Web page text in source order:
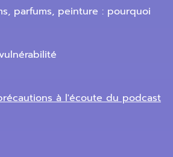
parfums, peinture : pourquoi
à l'écoute du podcast